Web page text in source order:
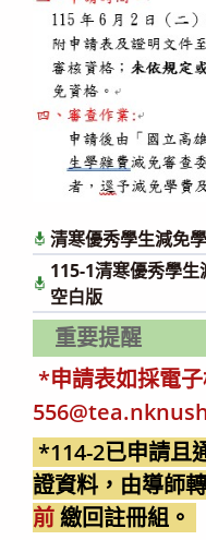
清寒優秀學生減免
115-1清寒優秀學
空白版
重要提醒
*申請表如採電
*114-2已申請且
證資料，由導師
前繳回註冊組。